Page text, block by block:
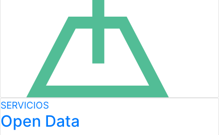
SERVICIOS
Open Data